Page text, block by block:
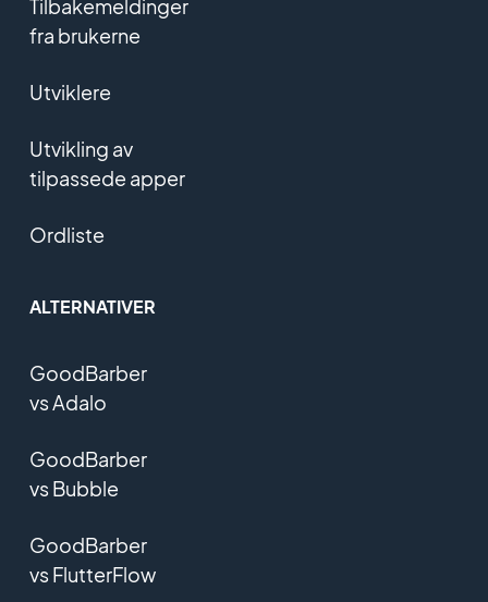
Tilbakemeldinger
fra brukerne
Utviklere
Utvikling av
tilpassede apper
Ordliste
ALTERNATIVER
GoodBarber
vs Adalo
GoodBarber
vs Bubble
GoodBarber
vs FlutterFlow